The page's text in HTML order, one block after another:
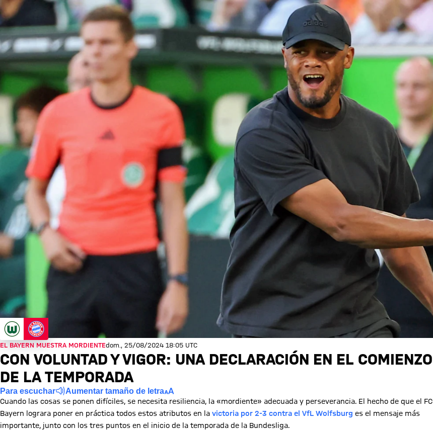
EL BAYERN MUESTRA MORDIENTEdom., 25/08/2024 18:05 UTC
CON VOLUNTAD Y VIGOR: UNA DECLARACIÓN EN EL COMIENZO
DE LA TEMPORADA
Para escuchar Aumentar tamaño de letra
Cuando las cosas se ponen difíciles, se necesita resiliencia, la «mordiente» adecuada y perseverancia. El hecho de que el FC
Bayern lograra poner en práctica todos estos atributos en la victoria por 2-3 contra el VfL Wolfsburg es el mensaje más
importante, junto con los tres puntos en el inicio de la temporada de la Bundesliga.